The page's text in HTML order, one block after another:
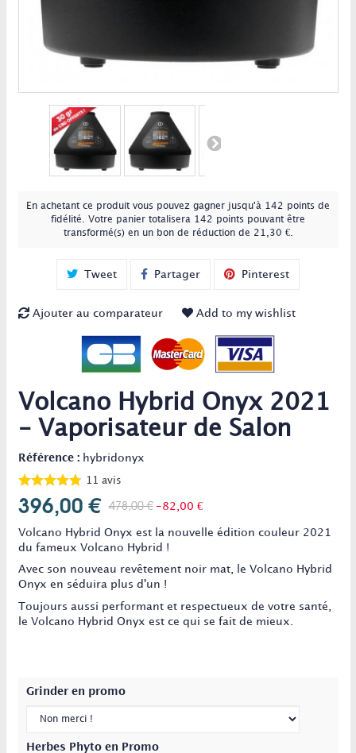
En achetant ce produit vous pouvez gagner jusqu'à 142 points de
fidélité . Votre panier totalisera 142 points pouvant être
transformé(s) en un bon de réduction de 21,30 €.
Tweet Partager Pinterest
Ajouter au comparateur Add to my wishlist
Volcano Hybrid Onyx 2021
- Vaporisateur de Salon
Référence : hybridonyx
11 avis
478,00 € -82,00 €
396,00 €
Volcano Hybrid Onyx est la nouvelle édition couleur 2021
du fameux Volcano Hybrid !
Avec son nouveau revêtement noir mat, le Volcano Hybrid
Onyx en séduira plus d'un !
Toujours aussi performant et respectueux de votre santé,
le Volcano Hybrid Onyx est ce qui se fait de mieux.
Grinder en promo
Herbes Phyto en Promo